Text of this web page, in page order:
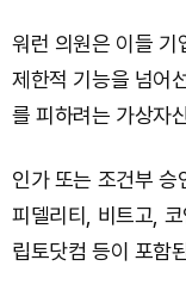
워런 의원은 이들 기
제한적 기능을 넘어
를 피하려는 가상자
인가 또는 조건부 승
피델리티, 비트고,
립토닷컴 등이 포함